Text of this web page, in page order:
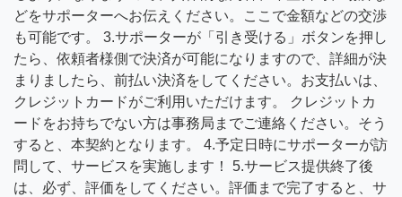
どをサポーターへお伝えください。ここで金額などの交渉
も可能です。 3.サポーターが「引き受ける」ボタンを押し
たら、依頼者様側で決済が可能になりますので、詳細が決
まりましたら、前払い決済をしてください。お支払いは、
クレジットカードがご利用いただけます。 クレジットカ
ードをお持ちでない方は事務局までご連絡ください。そう
すると、本契約となります。 4.予定日時にサポーターが訪
問して、サービスを実施します！ 5.サービス提供終了後
は、必ず、評価をしてください。評価まで完了すると、サ